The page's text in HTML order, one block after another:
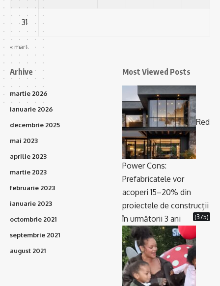
31
« mart.
Arhive
martie 2026
ianuarie 2026
decembrie 2025
mai 2023
aprilie 2023
martie 2023
februarie 2023
ianuarie 2023
octombrie 2021
septembrie 2021
august 2021
Most Viewed Posts
Red
Power Cons:
Prefabricatele vor
acoperi 15–20% din
proiectele de construcții
în următorii 3 ani
(375)